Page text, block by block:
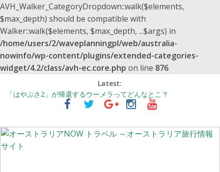
AVH_Walker_CategoryDropdown::walk($elements,
$max_depth) should be compatible with
Walker::walk($elements, $max_depth, ...$args) in
/home/users/2/waveplanningpl/web/australia-
nowinfo/wp-content/plugins/extended-categories-
widget/4.2/class/avh-ec.core.php on line 876
Latest:
「はやぶさ2」が帰還するウーメラってどんなとこ？
シドニーの街中が幻想的な紫色に染まる季節 ～ジャカランダ物語
オーストラリアの非接触型買い物事情 ～レジでの会計不要！完全
に顧客一人で買物完了できる「Scan & Go」と入店不要「ドライブ
スルーClick & Colect」